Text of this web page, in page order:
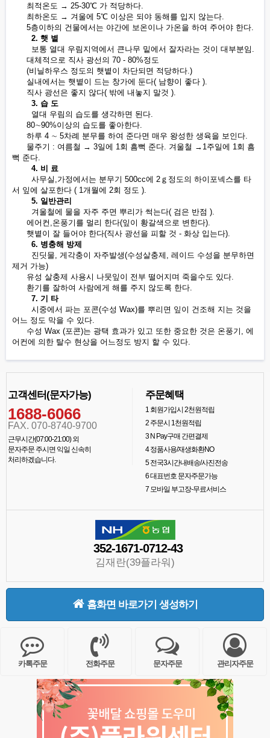
최적온도 → 25-30℃ 가 적당하다.
최하온도 → 겨울에 5℃ 이상은 되야 동해를 입지 않는다.
5층이하의 건물에서는 야간에 보온이나 가온을 하여 주어야 한다.
2. 햇 볕
보통 열대 우림지역에서 큰나무 밑에서 잘자라는 것이 대부분임.
대체적으로 직사 광선의 70 - 80%정도
(비닐하우스 정도의 햇볕이 차단되면 적당하다.)
실내에서는 햇볕이 드는 창가에 둔다( 남향이 좋다 ).
직사 광선은 좋지 않다( 밖에 내놓지 말것 ).
3. 습 도
열대 우림의 습도를 생각하면 된다.
80∼90%이상의 습도를 좋아한다.
하루 4 ∼ 5차례 분무를 하여 준다면 매우 왕성한 생육을 보인다.
물주기 : 여름철 → 3일에 1회 흠뻑 준다. 겨울철 →1주일에 1회 흠
뻑 준다.
4. 비 료
사무실,가정에서는 분무기 500cc에 2ｇ정도의 하이포넥스를 타
서 잎에 살포한다 ( 1개월에 2회 정도 ).
5. 일반관리
겨울철에 물을 자주 주면 뿌리가 썩는다( 검은 반점 ).
에어컨,온풍기를 멀리 한다(잎이 황갈색으로 변한다).
햇볕이 잘 들어야 한다(직사 광선을 피할 것 - 화상 입는다).
6. 병충해 방제
진딧물, 게각충이 자주발생(수성살충제, 레이드 수성을 분무하면
제거 가능)
유성 살충제 사용시 나뭇잎이 전부 떨어지며 죽을수도 있다.
환기를 잘하여 사람에게 해를 주지 않도록 한다.
7. 기 타
시중에서 파는 포콘(수성 Wax)를 뿌리면 잎이 건조해 지는 것을
어느 정도 막을 수 있다.
수성 Wax (포콘)는 광택 효과가 있고 또한 중요한 것은 온풍기, 에
어컨에 의한 탈수 현상을 어느정도 방지 할 수 있다.
고객센터(문자가능)
1688-6066
FAX. 070-8740-9700
근무시간(07:00-21:00) 외
문자주문 주시면 익일 신속히
처리하겠습니다.
주문혜택
1회원가입시 2천원적립
2주문시 1천원적립
3N Pay구매 간편결제
4정품사용/재생화환NO
5전국3시간내배송/사진전송
6대표번호 문자주문가능
7모바일 부고장-무료서비스
352-1671-0712-43
김재란(39플라워)
홈화면 바로가기 생성하기
카톡주문 전화주문 문자주문 관리자주문